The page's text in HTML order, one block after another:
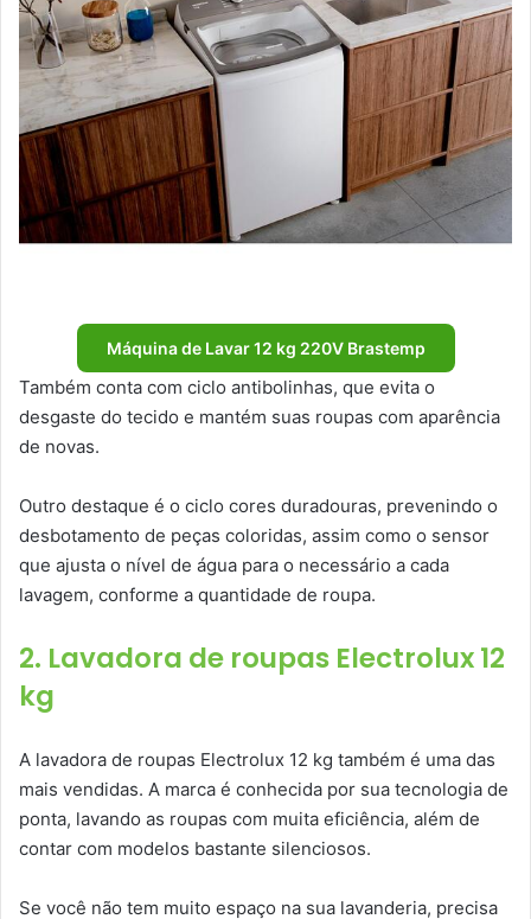
Máquina de Lavar 12 kg 220V Brastemp
Também conta com ciclo antibolinhas, que evita o
desgaste do tecido e mantém suas roupas com aparência
de novas.
Outro destaque é o ciclo cores duradouras, prevenindo o
desbotamento de peças coloridas, assim como o sensor
que ajusta o nível de água para o necessário a cada
lavagem, conforme a quantidade de roupa.
2. Lavadora de roupas Electrolux 12
kg
A lavadora de roupas Electrolux 12 kg também é uma das
mais vendidas. A marca é conhecida por sua tecnologia de
ponta, lavando as roupas com muita eficiência, além de
contar com modelos bastante silenciosos.
Se você não tem muito espaço na sua lavanderia, precisa